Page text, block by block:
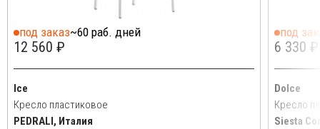
под заказ~60 раб. дней
12 560 ₽
Ice
Кресло пластиковое
PEDRALI, Италия
под
6 330 ₽
Dolce
Кресло
Siesta